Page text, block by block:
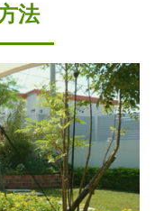
法